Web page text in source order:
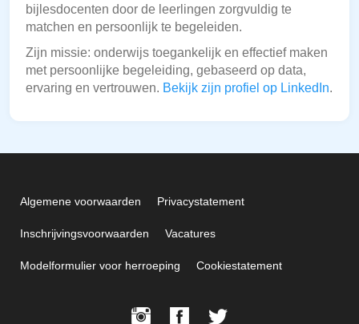
bijlesdocenten door de leerlingen zorgvuldig te
matchen en persoonlijk te begeleiden.
Zijn missie: onderwijs toegankelijk en effectief maken
met persoonlijke begeleiding, gebaseerd op data,
ervaring en vertrouwen. Bekijk zijn profiel op LinkedIn.
Algemene voorwaarden Privacystatement
Inschrijvingsvoorwaarden Vacatures
Modelformulier voor herroeping Cookiestatement